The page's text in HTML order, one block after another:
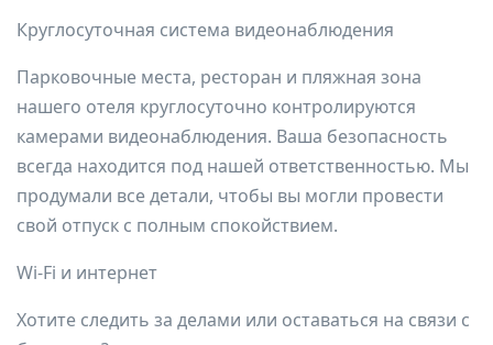
Круглосуточная система видеонаблюдения
Парковочные места, ресторан и пляжная зона
нашего отеля круглосуточно контролируются
камерами видеонаблюдения. Ваша безопасность
всегда находится под нашей ответственностью. Мы
продумали все детали, чтобы вы могли провести
свой отпуск с полным спокойствием.
Wi-Fi и интернет
Хотите следить за делами или оставаться на связи с